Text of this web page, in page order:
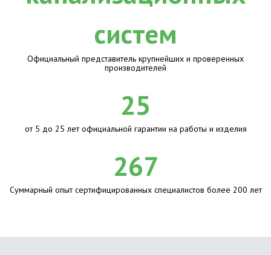
Официальный представитель крупнейших и проверенных
производителей
25
от 5 до 25 лет официальной гарантии на работы и изделия
267
Суммарный опыт сертифицированных специалистов более 200 лет